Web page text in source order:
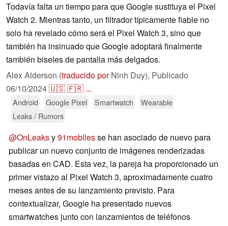
Todavía falta un tiempo para que Google sustituya el Pixel
Watch 2. Mientras tanto, un filtrador típicamente fiable no
solo ha revelado cómo será el Pixel Watch 3, sino que
también ha insinuado que Google adoptará finalmente
también biseles de pantalla más delgados.
Alex Alderson (traducido porNinh Duy), Publicado
06/10/2024🇺🇸🇫🇷 ...
Android Google Pixel Smartwatch
Wearable
Leaks / Rumors
@OnLeaksy91mobilesse han asociado de nuevo para
publicar un nuevo conjunto de imágenes renderizadas
basadas en CAD. Esta vez, la pareja ha proporcionado un
primer vistazo al Pixel Watch 3, aproximadamente cuatro
meses antes de su lanzamiento previsto. Para
contextualizar, Google ha presentado nuevos
smartwatches junto con lanzamientos de teléfonos